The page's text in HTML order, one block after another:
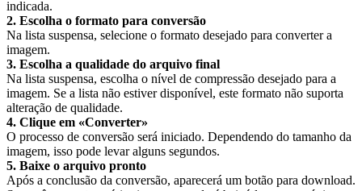
indicada.
2. Escolha o formato para conversão
Na lista suspensa, selecione o formato desejado para converter a
imagem.
3. Escolha a qualidade do arquivo final
Na lista suspensa, escolha o nível de compressão desejado para a
imagem. Se a lista não estiver disponível, este formato não suporta
alteração de qualidade.
4. Clique em «Converter»
O processo de conversão será iniciado. Dependendo do tamanho da
imagem, isso pode levar alguns segundos.
5. Baixe o arquivo pronto
Após a conclusão da conversão, aparecerá um botão para download.